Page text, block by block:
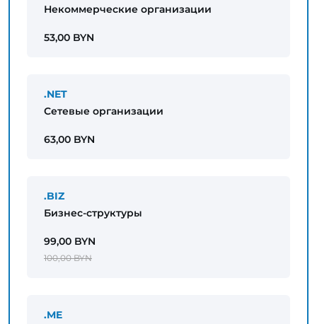
Некоммерческие организации
53,00 BYN
.NET
Сетевые организации
63,00 BYN
.BIZ
Бизнес-структуры
99,00 BYN
100,00 BYN
.ME